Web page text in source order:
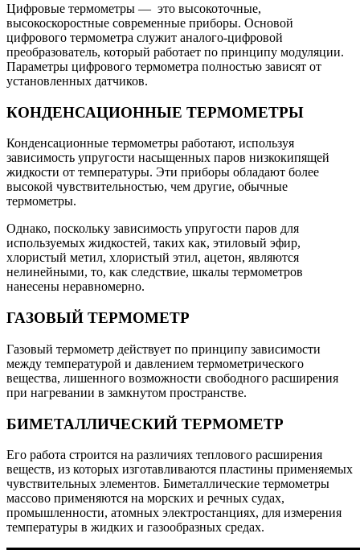
Цифровые термометры — это высокоточные,
высокоскоростные современные приборы. Основой
цифрового термометра служит аналого-цифровой
преобразователь, который работает по принципу модуляции.
Параметры цифрового термометра полностью зависят от
установленных датчиков.
КОНДЕНСАЦИОННЫЕ ТЕРМОМЕТРЫ
Конденсационные термометры работают, используя
зависимость упругости насыщенных паров низкокипящей
жидкости от температуры. Эти приборы обладают более
высокой чувствительностью, чем другие, обычные
термометры.
Однако, поскольку зависимость упругости паров для
используемых жидкостей, таких как, этиловый эфир,
хлористый метил, хлористый этил, ацетон, являются
нелинейными, то, как следствие, шкалы термометров
нанесены неравномерно.
ГАЗОВЫЙ ТЕРМОМЕТР
Газовый термометр действует по принципу зависимости
между температурой и давлением термометрического
вещества, лишенного возможности свободного расширения
при нагревании в замкнутом пространстве.
БИМЕТАЛЛИЧЕСКИЙ ТЕРМОМЕТР
Его работа строится на различиях теплового расширения
веществ, из которых изготавливаются пластины применяемых
чувствительных элементов. Биметаллические термометры
массово применяются на морских и речных судах,
промышленности, атомных электростанциях, для измерения
температуры в жидких и газообразных средах.